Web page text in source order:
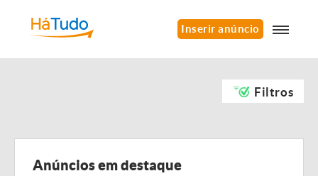
Inserir anúncio
Filtros
Anúncios em destaque